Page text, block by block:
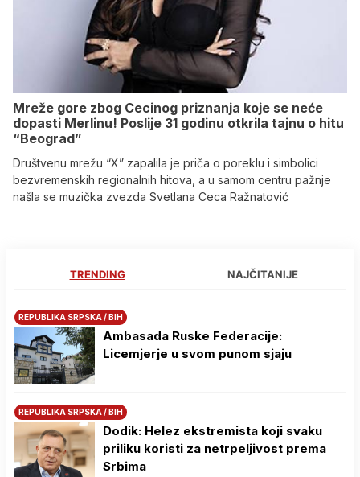
Mreže gore zbog Cecinog priznanja koje se neće
dopasti Merlinu! Poslije 31 godinu otkrila tajnu o hitu
“Beograd”
Društvenu mrežu “X” zapalila je priča o poreklu i simbolici
bezvremenskih regionalnih hitova, a u samom centru pažnje
našla se muzička zvezda Svetlana Ceca Ražnatović
TRENDING NAJČITANIJE
REPUBLIKA SRPSKA / BIH
Ambasada Ruske Federacije:
Licemjerje u svom punom sjaju
REPUBLIKA SRPSKA / BIH
Dodik: Helez ekstremista koji svaku
priliku koristi za netrpeljivost prema
Srbima